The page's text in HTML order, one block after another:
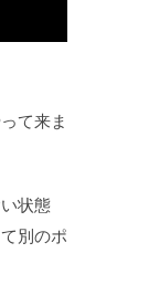
て来ま
状態
別のポ